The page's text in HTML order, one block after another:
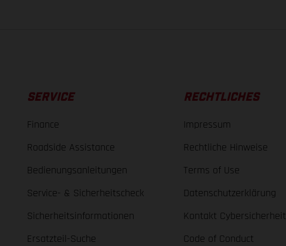
SERVICE
Finance
Roadside Assistance
Bedienungsanleitungen
Service- & Sicherheitscheck
Sicherheitsinformationen
Ersatzteil-Suche
RECHTLICHES
Impressum
Rechtliche Hinweise
Terms of Use
Datenschutzerklärung
Kontakt Cybersicherheit
Code of Conduct